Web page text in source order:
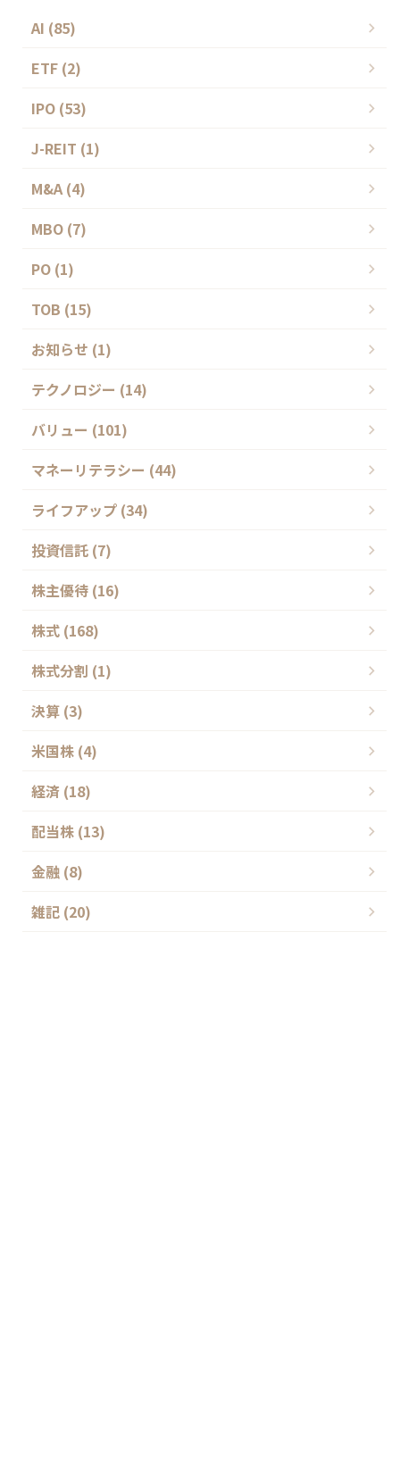
AI (85)
ETF (2)
IPO (53)
J-REIT (1)
M&A (4)
MBO (7)
PO (1)
TOB (15)
お知らせ (1)
テクノロジー (14)
バリュー (101)
マネーリテラシー (44)
ライフアップ (34)
投資信託 (7)
株主優待 (16)
株式 (168)
株式分割 (1)
決算 (3)
米国株 (4)
経済 (18)
配当株 (13)
金融 (8)
雑記 (20)